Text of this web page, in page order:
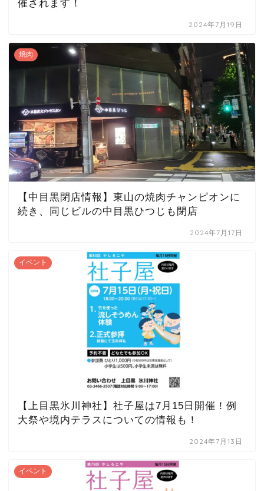
催されます！
2024年7月19日
焼肉
【中目黒閉店情報】東山の焼肉チャンピオンに
続き、同じビルの中目黒ひつじも閉店
2024年7月17日
イベント
【上目黒氷川神社】社子屋は7月15日開催！例
大祭や境内テラスについての情報も！
2024年7月13日
イベント